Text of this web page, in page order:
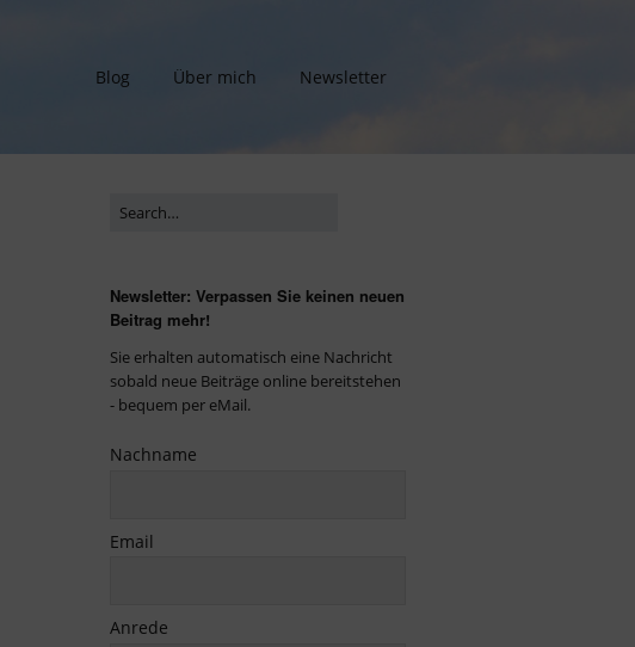
Blog Über mich Newsletter
Newsletter: Verpassen Sie keinen neuen
Beitrag mehr!
Sie erhalten automatisch eine Nachricht
sobald neue Beiträge online bereitstehen
- bequem per eMail.
Nachname
Email
Anrede